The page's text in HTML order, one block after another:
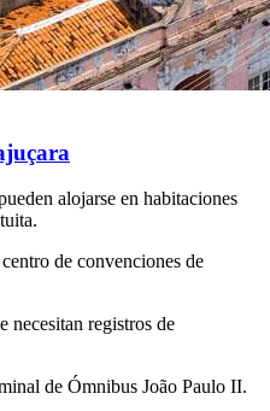
alojarse en habitaciones
de convenciones de
necesitan registros de
de Ómnibus João Paulo II.